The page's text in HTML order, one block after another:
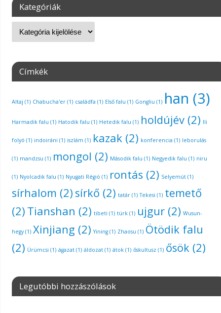
Kategóriák
Címkék
Altaj (1) Chabucha'er(1) családfa (1) Első falu (1) Gongliu (1) han (3)
Harmadik falu (1) Hatodik falu (1) Hetedik falu (1) holdújév(2) Ili
folyó (1) indoiráni (1) iszlám (1) kazak(2) konferencia (1) leborulás
(1) mandzsu (1) mongol (2) Második falu (1) Negyedik falu (1) niru
(1) Nyolcadik falu (1) Nyugati Régió (1) rontás (2) Selyemút(1)
sírhalom (2) sírkő (2) tatár(1) Tekesi (1) temető
(2) Tianshan (2) tibeti (1) türk(1) ujgur(2) Wusun-
hegy(1) Xinjiang (2) Yining(1) Zhaosu (1) Ötödik falu
(2) Ürümcsi (1) ágazat(1) áldozat(1) átok(1) őskultusz (1) ősök(2)
Legutóbbi hozzászólások